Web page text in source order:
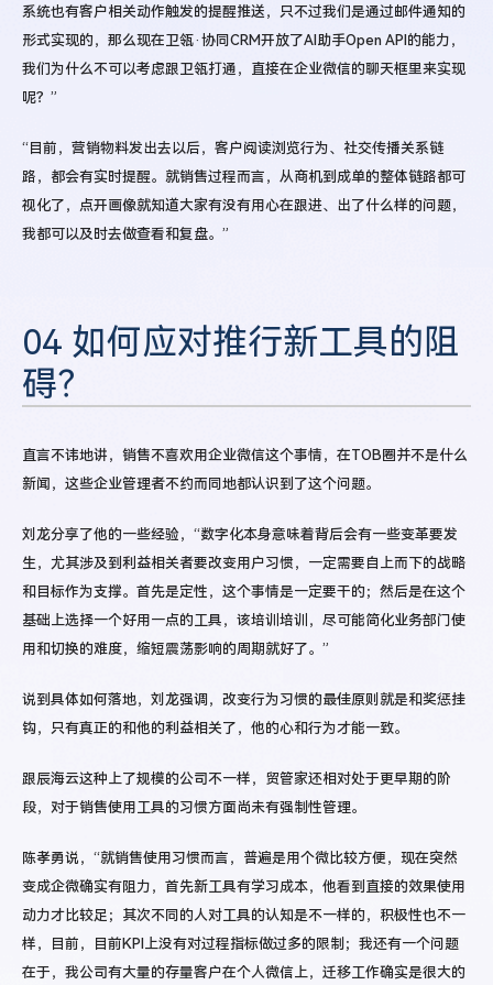
系统也有客户相关动作触发的提醒推送，只不过我们是通过邮件通知的
形式实现的，那么现在卫瓴·协同CRM开放了AI助手Open API的能力，
我们为什么不可以考虑跟卫瓴打通，直接在企业微信的聊天框里来实现
呢？”
“目前，营销物料发出去以后，客户阅读浏览行为、社交传播关系链
路，都会有实时提醒。就销售过程而言，从商机到成单的整体链路都可
视化了，点开画像就知道大家有没有用心在跟进、出了什么样的问题，
我都可以及时去做查看和复盘。”
04 如何应对推行新工具的阻
碍？
直言不讳地讲，销售不喜欢用企业微信这个事情，在TOB圈并不是什么
新闻，这些企业管理者不约而同地都认识到了这个问题。
刘龙分享了他的一些经验，“数字化本身意味着背后会有一些变革要发
生，尤其涉及到利益相关者要改变用户习惯，一定需要自上而下的战略
和目标作为支撑。首先是定性，这个事情是一定要干的；然后是在这个
基础上选择一个好用一点的工具，该培训培训，尽可能简化业务部门使
用和切换的难度，缩短震荡影响的周期就好了。”
说到具体如何落地，刘龙强调，改变行为习惯的最佳原则就是和奖惩挂
钩，只有真正的和他的利益相关了，他的心和行为才能一致。
跟辰海云这种上了规模的公司不一样，贸管家还相对处于更早期的阶
段，对于销售使用工具的习惯方面尚未有强制性管理。
陈孝勇说，“就销售使用习惯而言，普遍是用个微比较方便，现在突然
变成企微确实有阻力，首先新工具有学习成本，他看到直接的效果使用
动力才比较足；其次不同的人对工具的认知是不一样的，积极性也不一
样，目前，目前KPI上没有对过程指标做过多的限制；我还有一个问题
在于，我公司有大量的存量客户在个人微信上，迁移工作确实是很大的